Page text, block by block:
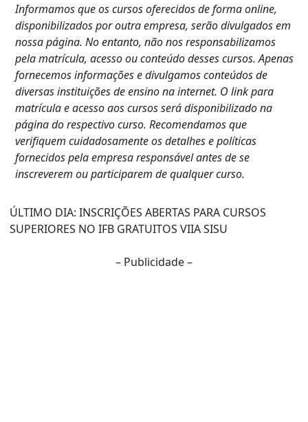
Informamos que os cursos oferecidos de forma online,
disponibilizados por outra empresa, serão divulgados em
nossa página. No entanto, não nos responsabilizamos
pela matrícula, acesso ou conteúdo desses cursos. Apenas
fornecemos informações e divulgamos conteúdos de
diversas instituições de ensino na internet. O link para
matrícula e acesso aos cursos será disponibilizado na
página do respectivo curso. Recomendamos que
verifiquem cuidadosamente os detalhes e políticas
fornecidos pela empresa responsável antes de se
inscreverem ou participarem de qualquer curso.
ÚLTIMO DIA: INSCRIÇÕES ABERTAS PARA CURSOS
SUPERIORES NO IFB GRATUITOS VIIA SISU
– Publicidade –